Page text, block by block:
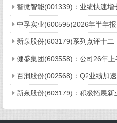
中期高分红回馈股东
智微智能(001339)：业绩快速增
好中孚实业(600595)2026年半年
降本+铝加工量价齐增 盈利能力稳
新泉股份(603179)系列点评十二
预期 剑指全球内外饰龙头
健盛集团(603558)：公司26年上
幅增长
百润股份(002568)：Q2业绩加
续新泉股份(603179)：积极拓展新
发展